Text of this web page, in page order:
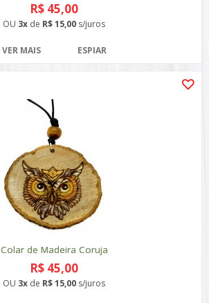
R$ 45,00
OU 3x de R$ 15,00 s/juros
VER MAIS ESPIAR
Colar de Madeira Coruja
R$ 45,00
OU 3x de R$ 15,00 s/juros